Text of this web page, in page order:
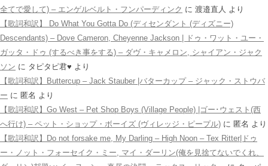
全てで愛して) – エンゲルベルト・フンパーディンク に 渡邉直人 より
【歌詞和訳】 Do What You Gotta Do (ディセンダント (ディズニー)
Descendants) – Dove Cameron, Cheyenne Jackson | ドゥ・ワット・ユー・
ガッタ・ドゥ (するべき事をする) – ダヴ・キャメロン, シャイアン・ジャク
ソン に タピタピ君♥️ より
【歌詞和訳】Buttercup – Jack Stauber |バターカップ – ジャック・ストウバ
ー に 匿名 より
【歌詞和訳】Go West – Pet Shop Boys (Village People) |ゴー･ウェスト(西
へ行け) – ペット・ショップ・ボーイズ (ヴィレッジ・ピープル) に 匿名 より
【歌詞和訳】Do not forsake me, My Darling – High Noon – Tex Ritter|ドゥ
ー・ノット・フォーセイク・ミー, マイ・ダーリン(俺を見捨てないでくれ、